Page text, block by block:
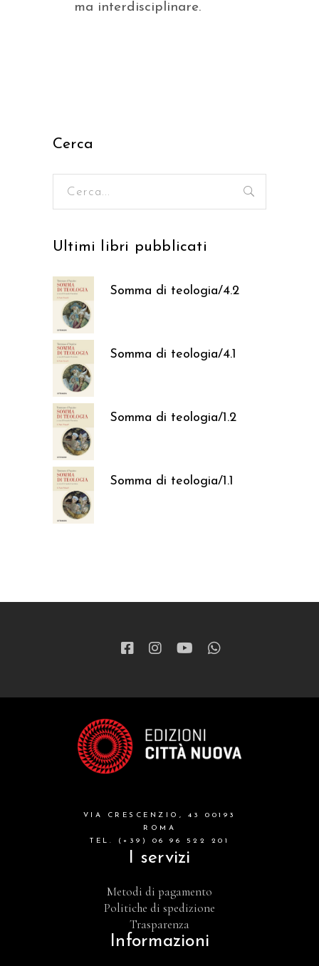
ma interdisciplinare.
Cerca
Ultimi libri pubblicati
Somma di teologia/4.2
37,05€
Somma di teologia/4.1
37,05€
Somma di teologia/1.2
37,05€
Somma di teologia/1.1
37,05€
VIA CRESCENZIO, 43 00193
ROMA
TEL. (+39) 06 96 522 201
I servizi
Metodi di pagamento
Politiche di spedizione
Trasparenza
Informazioni